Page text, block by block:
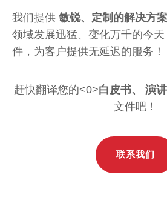
我们提供 敏锐、定制的解决方案
领域发展迅猛、变化万千的今
件，为客户提供无延迟的服务！
赶快翻译您的<0>白皮书、 演
文件吧！
联系我们